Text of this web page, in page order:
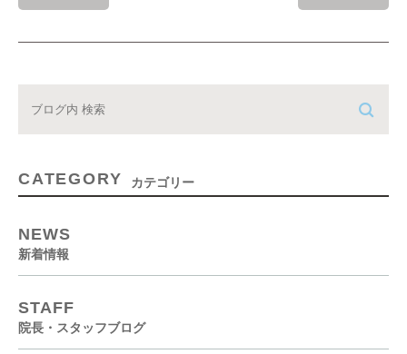
CATEGORY カテゴリー
NEWS
新着情報
STAFF
院長・スタッフブログ